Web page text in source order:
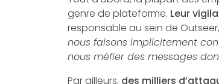
genre de plateforme. Leur
responsable au sein de
nous faisons implicitement
nous méfier des messages
Par ailleurs, des milliers